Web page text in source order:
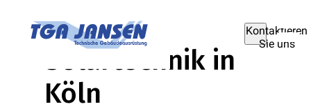
Kontaktieren
Sie uns
Solartechnik in
Köln